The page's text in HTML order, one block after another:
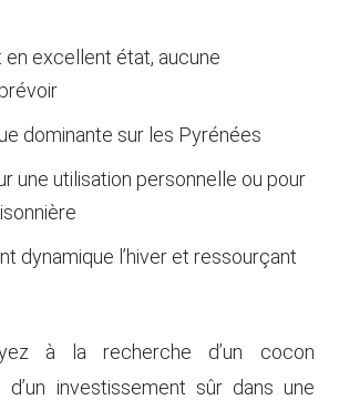
excellent état, aucune
dominante sur les Pyrénées
une utilisation personnelle ou pour
dynamique l’hiver et ressourçant
à la recherche d’un cocon
d’un investissement sûr dans une